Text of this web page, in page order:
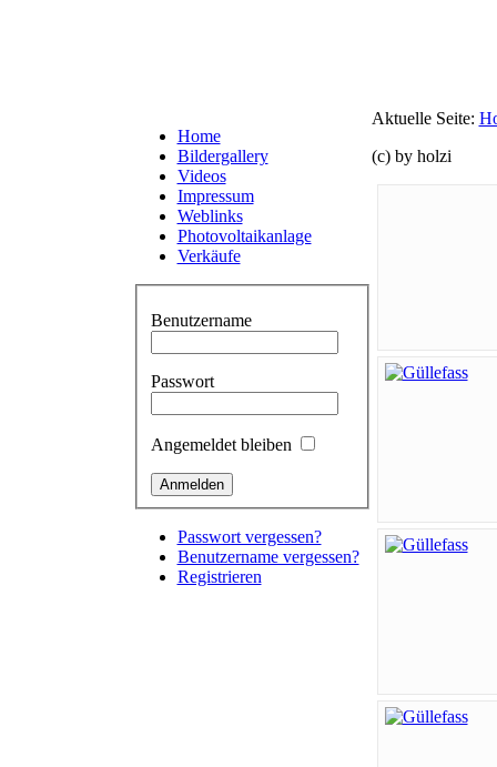
Home
Bildergallery
Videos
Impressum
Weblinks
Photovoltaikanlage
Verkäufe
Benutzername
Passwort
Angemeldet bleiben
Passwort vergessen?
Benutzername vergessen?
Registrieren
Aktuelle Seite:
(c) by holzi